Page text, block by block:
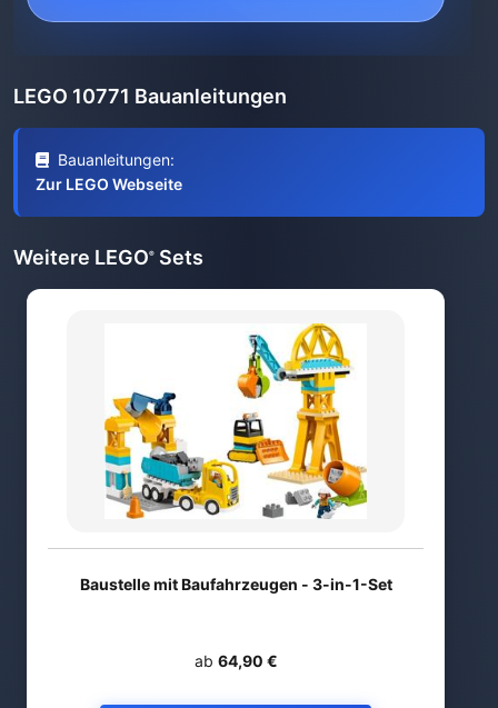
LEGO 10771 Bauanleitungen
Bauanleitungen:
Zur LEGO Webseite
Weitere LEGO® Sets
Baustelle mit Baufahrzeugen - 3-in-1-Set
ab 64,90 €